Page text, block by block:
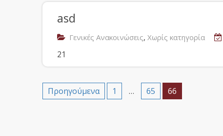
asd
Γενικές Ανακοινώσεις, Χωρίς κατηγορία
21
Προηγούμενα 1 … 65 66